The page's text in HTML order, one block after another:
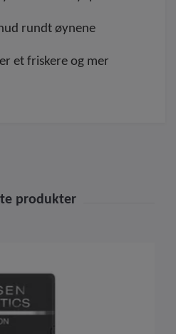
rundt øynene
et friskere og mer